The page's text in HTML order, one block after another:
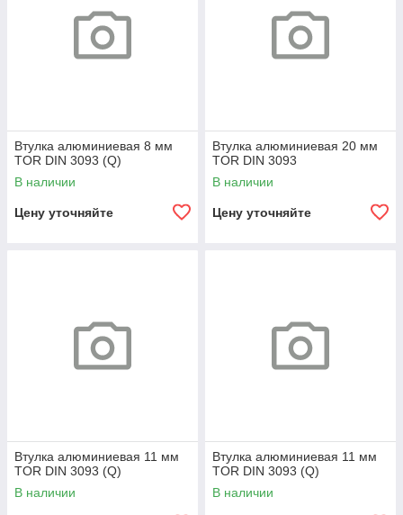
Втулка алюминиевая 8 мм
TOR DIN 3093 (Q)
В наличии
Цену уточняйте
Втулка алюминиевая 20 мм
TOR DIN 3093
В наличии
Цену уточняйте
Втулка алюминиевая 11 мм
TOR DIN 3093 (Q)
В наличии
Втулка алюминиевая 11 мм
TOR DIN 3093 (Q)
В наличии